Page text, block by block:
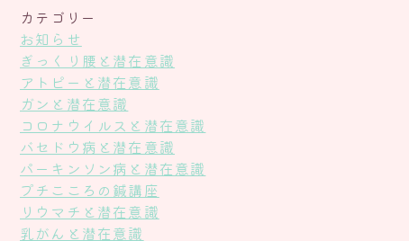
カテゴリー
お知らせ
ぎっくり腰と潜在意識
アトピーと潜在意識
ガンと潜在意識
コロナウイルスと潜在意識
バセドウ病と潜在意識
パーキンソン病と潜在意識
プチこころの鍼講座
リウマチと潜在意識
乳がんと潜在意識